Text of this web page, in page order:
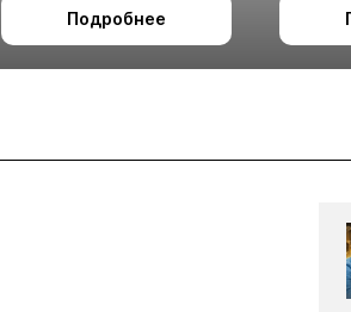
технологии
измельчения
Подробнее